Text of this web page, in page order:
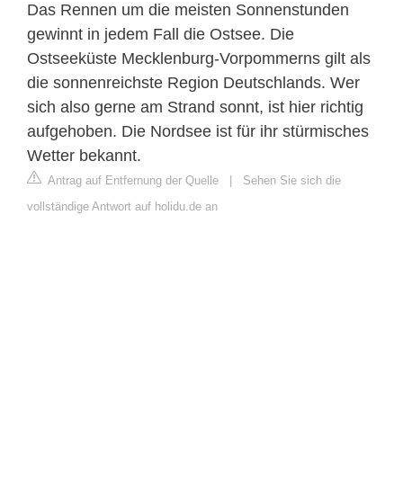
Das Rennen um die meisten Sonnenstunden
gewinnt in jedem Fall die Ostsee. Die
Ostseeküste Mecklenburg-Vorpommerns gilt als
die sonnenreichste Region Deutschlands. Wer
sich also gerne am Strand sonnt, ist hier richtig
aufgehoben. Die Nordsee ist für ihr stürmisches
Wetter bekannt.
Antrag auf Entfernung der Quelle
Sehen Sie sich die
vollständige Antwort auf holidu.de an